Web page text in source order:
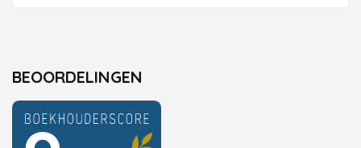
BEOORDELINGEN